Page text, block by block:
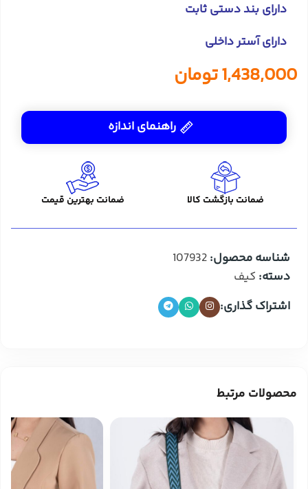
دارای بند دستی ثابت
دارای آستر داخلی
1,438,000تومان
راهنمای اندازه
ضمانت بازگشت کالا ضمانت بهترین قیمت
شناسه محصول:107932
دسته: کیف
اشتراک گذاری:
محصولات مرتبط